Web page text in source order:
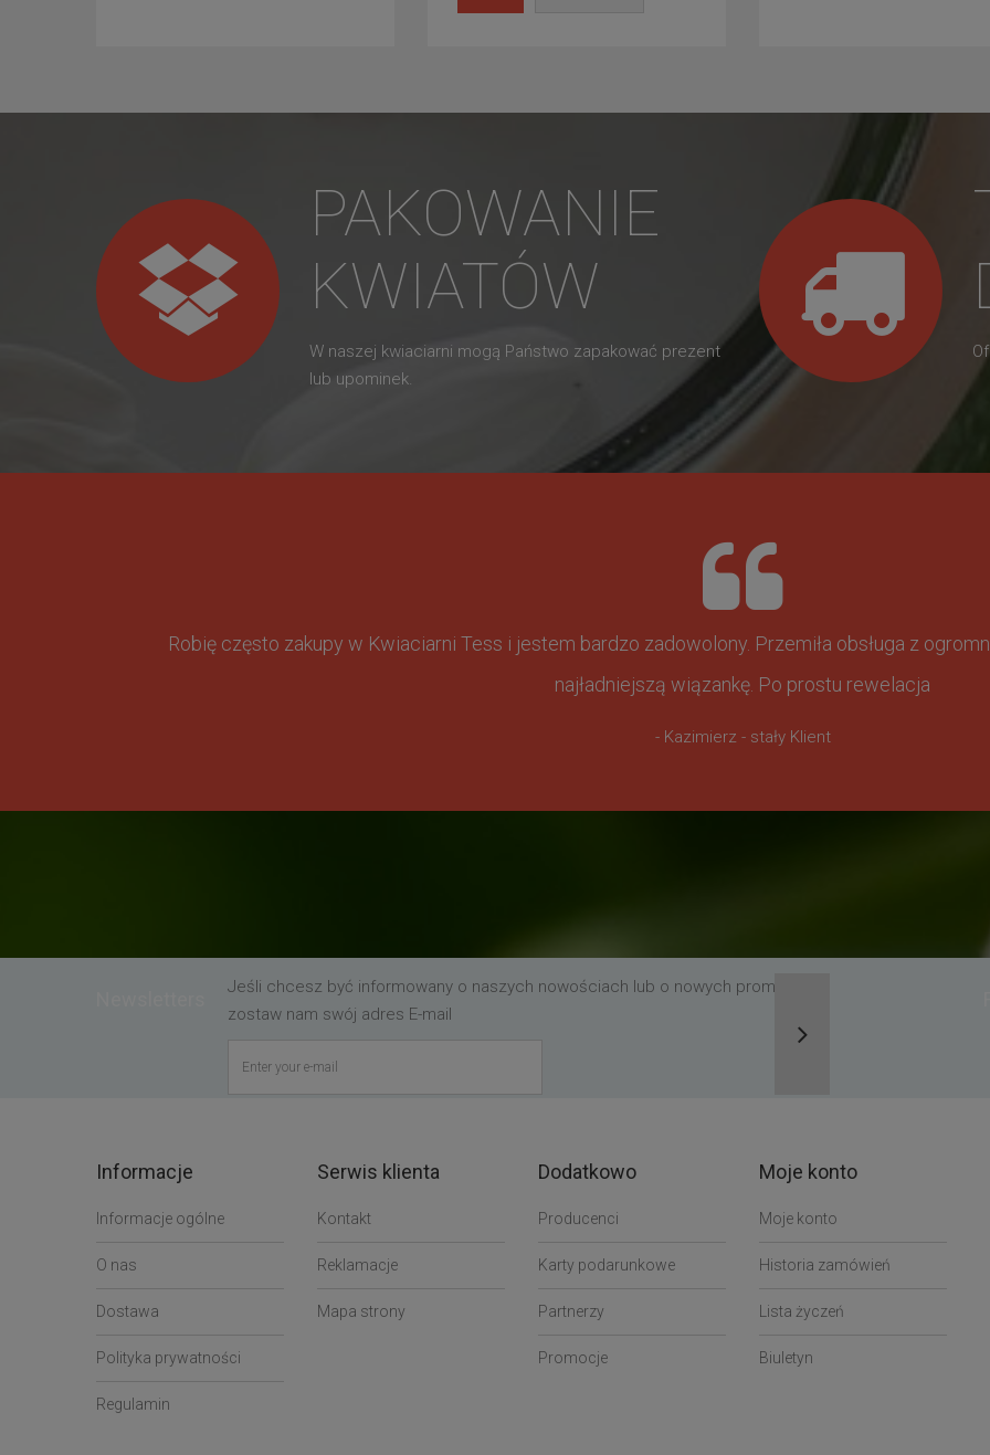
PAKOWANIE
KWIATÓW
W naszej kwiaciarni mogą Państwo zapakować prezent
lub upominek.
Robię często zakupy w Kwiaciarni Tess i jestem bardzo zadowolony. Przemiła obsługa z
najładniejszą wiązankę. Po prostu rewelacja
- Kazimierz - stały Klient
Jeśli chcesz być informowany o naszych nowościach lub o nowych promocjach,
zostaw nam swój adres E-mail
Informacje
Informacje ogólne
O nas
Dostawa
Polityka prywatności
Regulamin
Serwis klienta
Kontakt
Reklamacje
Mapa strony
Dodatkowo
Producenci
Karty podarunkowe
Partnerzy
Promocje
Moje konto
Moje konto
Historia zamówień
Lista życzeń
Biuletyn